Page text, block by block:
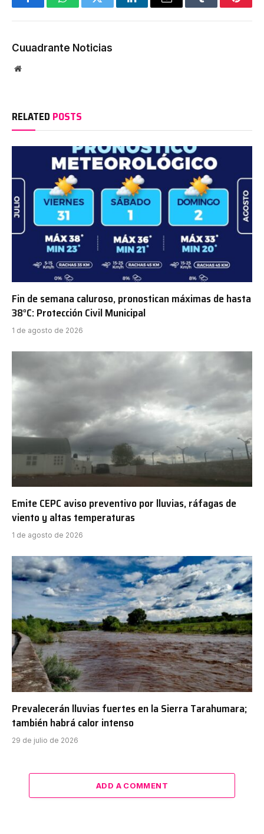
FacebookWhatsAppTwitter LinkedInEmail Tumblr
Cuuadrante Noticias
Website
RELATED POSTS
Fin de semana caluroso, pronostican máximas de hasta
38°C: Protección Civil Municipal
1 de agosto de 2026
Emite CEPC aviso preventivo por lluvias, ráfagas de
viento y altas temperaturas
1 de agosto de 2026
Prevalecerán lluvias fuertes en la Sierra Tarahumara;
también habrá calor intenso
29 de julio de 2026
ADD A COMMENT